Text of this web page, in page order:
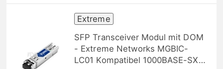
Extreme
SFP Transceiver Modul mit DOM
- Extreme Networks MGBIC-
LC01 Kompatibel 1000BASE-SX